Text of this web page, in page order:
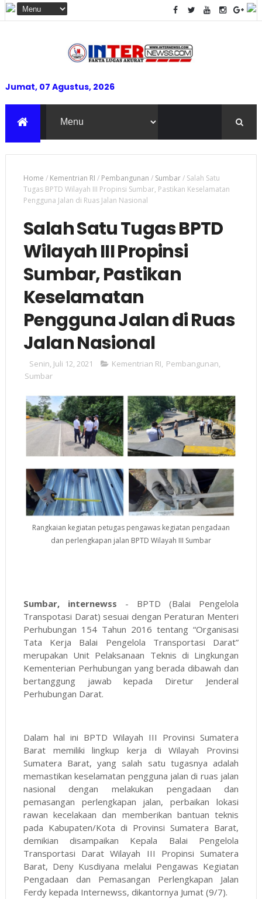
Jumat, 07 Agustus, 2026
Home / Kementrian RI / Pembangunan / Sumbar/ Salah Satu
Tugas BPTD Wilayah III Propinsi Sumbar, Pastikan Keselamatan
Pengguna Jalan di Ruas Jalan Nasional
Salah Satu Tugas BPTD
Wilayah III Propinsi
Sumbar, Pastikan
Keselamatan
Pengguna Jalan di Ruas
Jalan Nasional
Senin, Juli 12, 2021 Kementrian RI, Pembangunan,
Sumbar
Rangkaian kegiatan petugas pengawas kegiatan pengadaan
dan perlengkapan jalan BPTD Wilayah III Sumbar
Sumbar, internewss - BPTD (Balai Pengelola
Transpotasi Darat) sesuai dengan Peraturan Menteri
Perhubungan 154 Tahun 2016 tentang “Organisasi
Tata Kerja Balai Pengelola Transportasi Darat”
merupakan Unit Pelaksanaan Teknis di Lingkungan
Kementerian Perhubungan yang berada dibawah dan
bertanggung jawab kepada Diretur Jenderal
Perhubungan Darat.
Dalam hal ini BPTD Wilayah III Provinsi Sumatera
Barat memiliki lingkup kerja di Wilayah Provinsi
Sumatera Barat, yang salah satu tugasnya adalah
memastikan keselamatan pengguna jalan di ruas jalan
nasional dengan melakukan pengadaan dan
pemasangan perlengkapan jalan, perbaikan lokasi
rawan kecelakaan dan memberikan bantuan teknis
pada Kabupaten/Kota di Provinsi Sumatera Barat,
demikian disampaikan Kepala Balai Pengelola
Transportasi Darat Wilayah III Propinsi Sumatera
Barat, Deny Kusdiyana melalui Pengawas Kegiatan
Pengadaan dan Pemasangan Perlengkapan Jalan
Ferdy kepada Internewss, dikantornya Jumat (9/7).